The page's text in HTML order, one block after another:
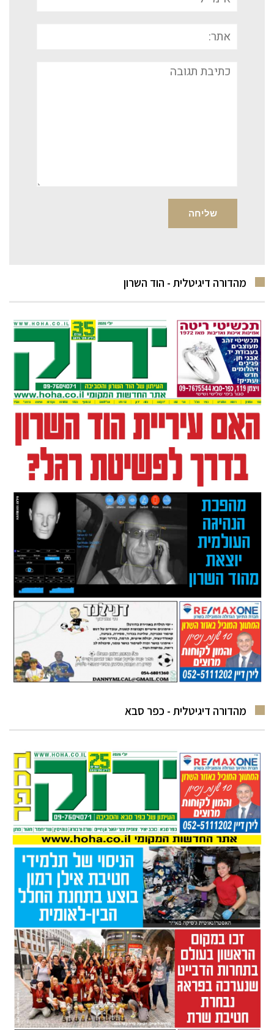
תגובה
מהדורה דיגיטלית - הוד השרון
מהדורה דיגיטלית - כפר סבא